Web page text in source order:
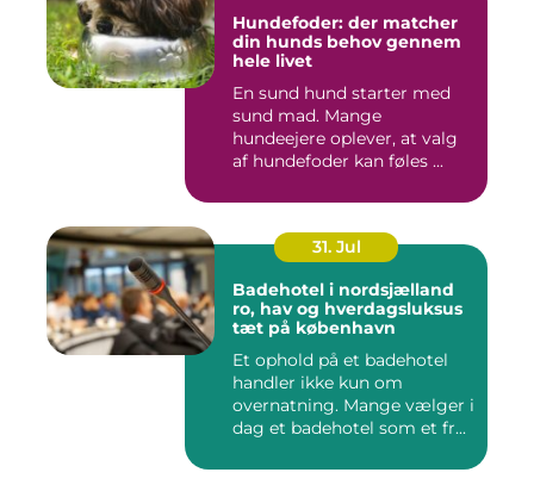
Hundefoder: der matcher
din hunds behov gennem
hele livet
En sund hund starter med
sund mad. Mange
hundeejere oplever, at valg
af hundefoder kan føles ...
31. Jul
Badehotel i nordsjælland
ro, hav og hverdagsluksus
tæt på københavn
Et ophold på et badehotel
handler ikke kun om
overnatning. Mange vælger i
dag et badehotel som et fr...